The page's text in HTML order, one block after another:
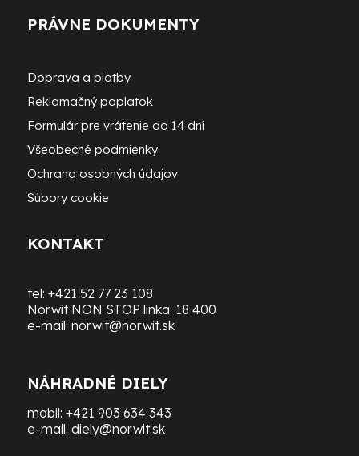
PRÁVNE DOKUMENTY
Doprava a platby
Reklamačný poplatok
Formulár pre vrátenie do 14 dní
Všeobecné podmienky
Ochrana osobných údajov
Súbory cookie
KONTAKT
tel: +421 52 77 23 108
Norwit NON STOP linka: 18 400
e-mail: norwit@norwit.sk
NÁHRADNÉ DIELY
mobil: +421 903 634 343
e-mail: diely@norwit.sk